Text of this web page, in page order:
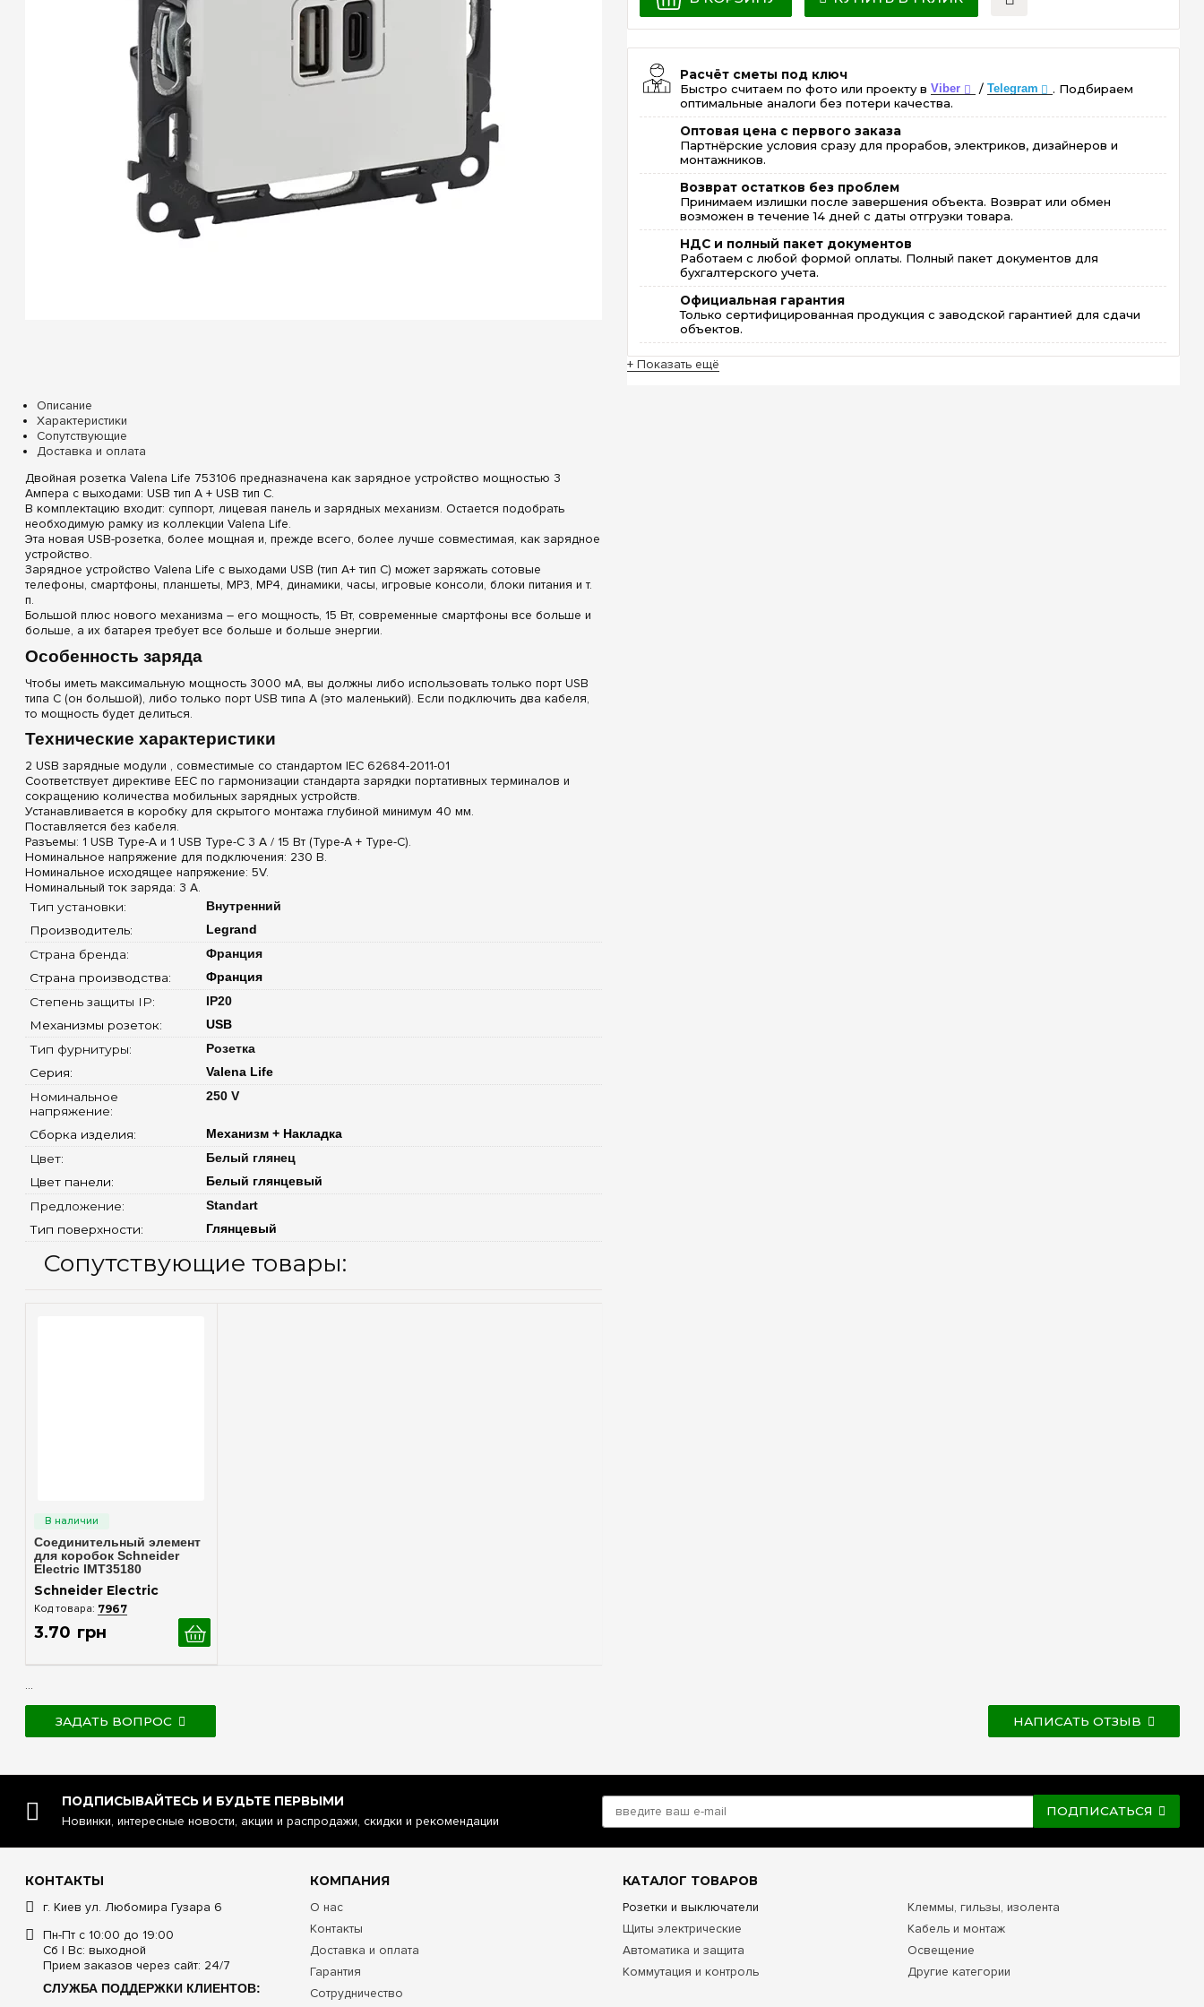
Расчёт сметы под ключ
Быстро считаем по фото или проекту вViber / Telegram
. Подбираем
оптимальные аналоги без потери качества.
Оптовая цена с первого заказа
Партнёрские условия сразу для прорабов, электриков, дизайнеров и
монтажников.
Возврат остатков без проблем
Принимаем излишки после завершения объекта. Возврат или обмен
возможен в течение 14 дней с даты отгрузки товара.
НДС и полный пакет документов
Работаем с любой формой оплаты. Полный пакет документов для
бухгалтерского учета.
Официальная гарантия
Только сертифицированная продукция с заводской гарантией для сдачи
объектов.
+ Показать ещё
Описание
Характеристики
Сопутствующие
Доставка и оплата
Двойная розетка Valena Life 753106 предназначена как зарядное устройство мощностью 3
Ампера с выходами: USB тип А + USB тип С.
В комплектацию входит: суппорт, лицевая панель и зарядных механизм. Остается подобрать
необходимую рамку из коллекции Valena Life.
Эта новая USB-розетка, более мощная и, прежде всего, более лучше совместимая, как зарядное
устройство.
Зарядное устройство Valena Life с выходами USB (тип A+ тип C) может заряжать сотовые
телефоны, смартфоны, планшеты, MP3, MP4, динамики, часы, игровые консоли, блоки питания и т.
п.
Большой плюс нового механизма – его мощность, 15 Вт, современные смартфоны все больше и
больше, а их батарея требует все больше и больше энергии.
Особенность заряда
Чтобы иметь максимальную мощность 3000 мА, вы должны либо использовать только порт USB
типа C (он большой), либо только порт USB типа A (это маленький). Если подключить два кабеля,
то мощность будет делиться.
Технические характеристики
2 USB зарядные модули , совместимые со стандартом IEC 62684-2011-01
Соответствует директиве EEC по гармонизации стандарта зарядки портативных терминалов и
сокращению количества мобильных зарядных устройств.
Устанавливается в коробку для скрытого монтажа глубиной минимум 40 мм.
Поставляется без кабеля.
Разъемы: 1 USB Type-A и 1 USB Type-C 3 A / 15 Вт (Type-A + Type-C).
Номинальное напряжение для подключения: 230 В.
Номинальное исходящее напряжение: 5V.
Номинальный ток заряда: 3 A.
Тип установки: Внутренний
Производитель: Legrand
Страна бренда: Франция
Страна производства: Франция
Степень защиты IP: IP20
Механизмы розеток: USB
Тип фурнитуры: Розетка
Серия: Valena Life
Номинальное
напряжение:
250 V
Сборка изделия: Механизм + Накладка
Цвет: Белый глянец
Цвет панели: Белый глянцевый
Предложение: Standart
Тип поверхности: Глянцевый
Сопутствующие товары:
Соединительный элемент
для коробок Schneider
Electric IMT35180
Schneider Electric
7967
3.70 грн
...
ЗАДАТЬ ВОПРОС НАПИСАТЬ ОТЗЫВ
ПОДПИСЫВАЙТЕСЬ И БУДЬТЕ ПЕРВЫМИ
Новинки, интересные новости, акции и распродажи, скидки и рекомендации
ПОДПИСАТЬСЯ
КОНТАКТЫ
г. Киев ул. Любомира Гузара 6
Пн-Пт с 10:00 до 19:00
Сб | Вс: выходной
Прием заказов через сайт: 24/7
СЛУЖБА ПОДДЕРЖКИ КЛИЕНТОВ:
КОМПАНИЯ
О нас
Контакты
Доставка и оплата
Гарантия
Сотрудничество
КАТАЛОГ ТОВАРОВ
Розетки и выключатели
Щиты электрические
Автоматика и защита
Коммутация и контроль
Клеммы, гильзы, изолента
Кабель и монтаж
Освещение
Другие категории